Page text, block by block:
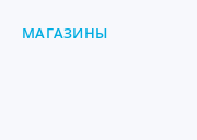
МАГАЗИНЫ